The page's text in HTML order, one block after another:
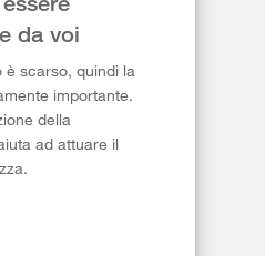
da voi
è scarso, quindi la
importante.
della
ad attuare il